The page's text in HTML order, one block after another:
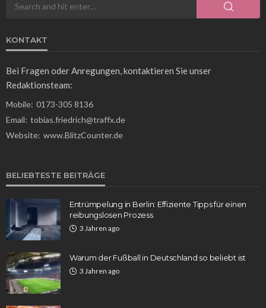
KONTAKT
Bei Fragen oder Anregungen, kontaktieren Sie unser
Redaktionsteam:
Mobile: 0173-305 8136
Email: tobias.friedrich@traffx.de
Website: www.BlitzCounter.de
BELIEBTESTE BEITRÄGE
Entrümpelung in Berlin: Effiziente Tipps für einen
reibungslosen Prozess
3 Jahren ago
Warum der Fußball in Deutschland so beliebt ist
3 Jahren ago